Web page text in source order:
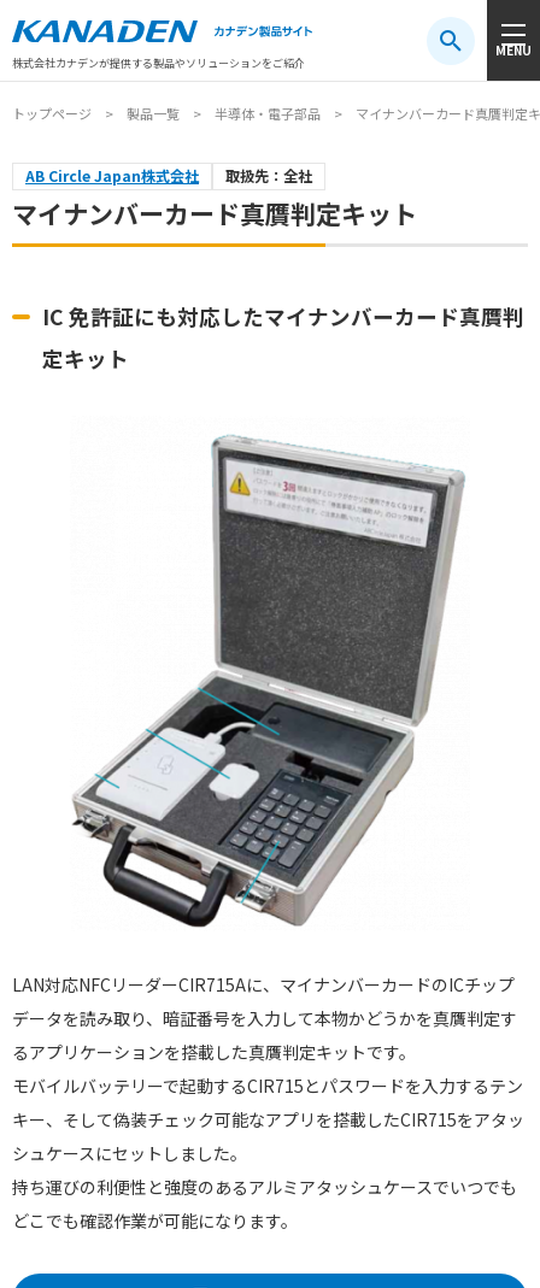
株式会社カナデンが提供する製品やソリューションをご紹介
MENU
注目キーワード#振動センサ#AGV #防爆#アシストスーツ
トップページ 製品一覧 半導体・電子部品 マイナンバーカード真贋判定
AB Circle Japan株式会社 取扱先：全社
マイナンバーカード真贋判定キット
IC 免許証にも対応したマイナンバーカード真贋判
定キット
LAN対応NFCリーダーCIR715Aに、マイナンバーカードのICチップ
データを読み取り、暗証番号を入力して本物かどうかを真贋判定す
るアプリケーションを搭載した真贋判定キットです。
モバイルバッテリーで起動するCIR715とパスワードを入力するテン
キー、そして偽装チェック可能なアプリを搭載したCIR715をアタッ
シュケースにセットしました。
持ち運びの利便性と強度のあるアルミアタッシュケースでいつでも
どこでも確認作業が可能になります。